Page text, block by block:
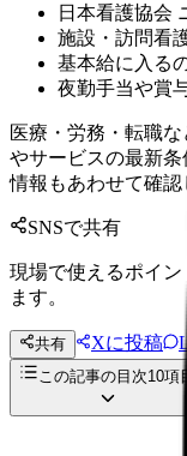
日本看護協会
施設・訪問看
基本給に入る
夜勤手当や賞
医療・労務・転職
やサービスの最新
情報もあわせて確認
SNSで共有
現場で使えるポイ
ます。
共有 Xに投稿
この記事の目次10項目